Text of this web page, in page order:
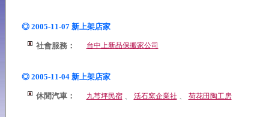
◎ 2005-11-07 新上架店家
社會服務： 台中上新品保搬家公司
◎ 2005-11-04 新上架店家
休閒汽車： 九芎坪民宿、 活石窯企業社 、 荷花田陶工房